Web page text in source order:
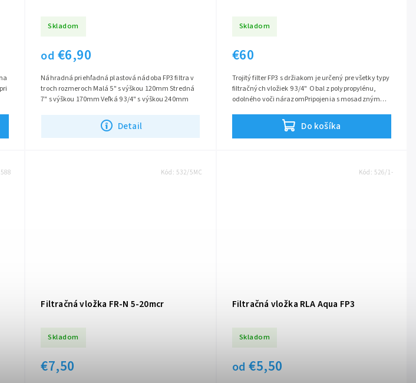
Skladom
od €6,90
Detail
Náhradná priehľadná plastová nádoba FP3 filtra v
troch rozmeroch Malá 5" s výškou 120mm Stredná
7" s výškou 170mm Veľká 9 3/4" s výškou 240mm
Skladom
€60
Do košíka
Trojitý filter FP3 s držiakom je určený pre všetky typy
filtračných vložiek 9 3/4" Obal z polypropylénu,
odolného voči nárazomPripojenia s mosadzným
Filtračná vložka FR-N 5-20mcr
Skladom
€7,50
Kód: 532/5MC
Filtračná vložka RLA Aqua FP3
Skladom
od €5,50
Kód: 526/1-